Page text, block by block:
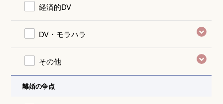
経済的DV
DV・モラハラ
その他
離婚の争点